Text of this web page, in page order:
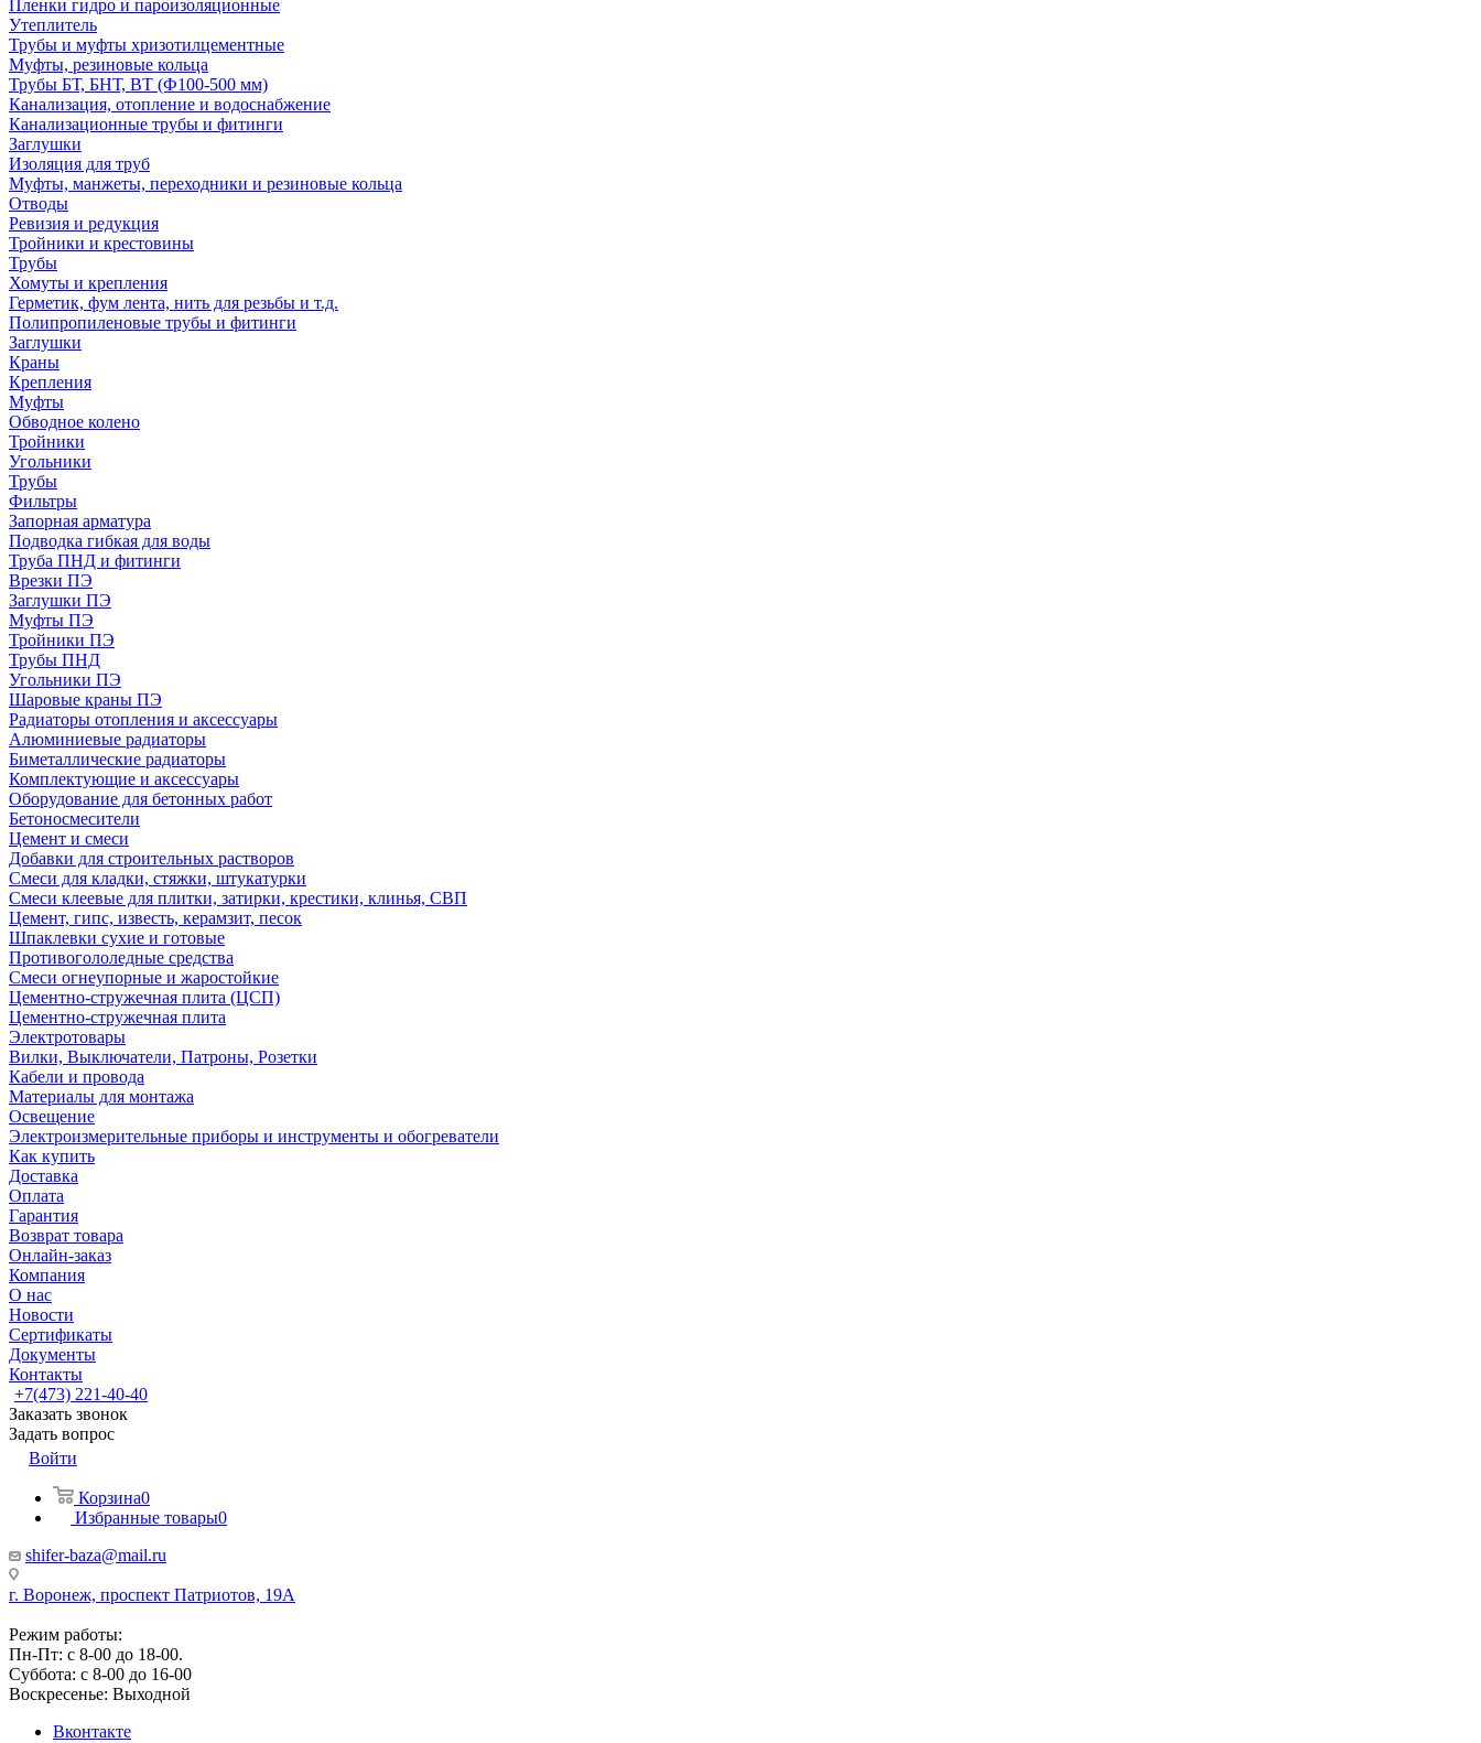
Пленки гидро и пароизоляционные
Утеплитель
Трубы и муфты хризотилцементные
Муфты, резиновые кольца
Трубы БТ, БНТ, ВТ (Ф100-500 мм)
Канализация, отопление и водоснабжение
Канализационные трубы и фитинги
Заглушки
Изоляция для труб
Муфты, манжеты, переходники и резиновые кольца
Отводы
Ревизия и редукция
Тройники и крестовины
Трубы
Хомуты и крепления
Герметик, фум лента, нить для резьбы и т.д.
Полипропиленовые трубы и фитинги
Заглушки
Краны
Крепления
Муфты
Обводное колено
Тройники
Угольники
Трубы
Фильтры
Запорная арматура
Подводка гибкая для воды
Труба ПНД и фитинги
Врезки ПЭ
Заглушки ПЭ
Муфты ПЭ
Тройники ПЭ
Трубы ПНД
Угольники ПЭ
Шаровые краны ПЭ
Радиаторы отопления и аксессуары
Алюминиевые радиаторы
Биметаллические радиаторы
Комплектующие и аксессуары
Оборудование для бетонных работ
Бетоносмесители
Цемент и смеси
Добавки для строительных растворов
Смеси для кладки, стяжки, штукатурки
Смеси клеевые для плитки, затирки, крестики, клинья, СВП
Цемент, гипс, известь, керамзит, песок
Шпаклевки сухие и готовые
Противогололедные средства
Смеси огнеупорные и жаростойкие
Цементно-стружечная плита (ЦСП)
Цементно-стружечная плита
Электротовары
Вилки, Выключатели, Патроны, Розетки
Кабели и провода
Материалы для монтажа
Освещение
Электроизмерительные приборы и инструменты и обогреватели
Как купить
Доставка
Оплата
Гарантия
Возврат товара
Онлайн-заказ
Компания
О нас
Новости
Сертификаты
Документы
Контакты
+7(473) 221-40-40
Заказать звонок
Задать вопрос
Войти
Корзина0
Избранные товары0
shifer-baza@mail.ru
г. Воронеж, проспект Патриотов, 19А
Режим работы:
Пн-Пт: с 8-00 до 18-00.
Суббота: с 8-00 до 16-00
Воскресенье: Выходной
Вконтакте